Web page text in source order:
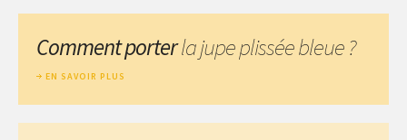
Comment porterla jupe plissée bleue ?
EN SAVOIR PLUS